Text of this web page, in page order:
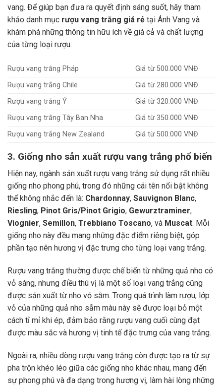
vang. Để giúp bạn đưa ra quyết định sáng suốt, hãy tham
khảo danh mục rượu vang trắng giá rẻ tại Ánh Vang và
khám phá những thông tin hữu ích về giá cả và chất lượng
của từng loại rượu:
Rượu vang trắng Pháp
Giá từ 500.000 VNĐ
Rượu vang trắng Chile
Giá từ 280.000 VNĐ
Rượu vang trắng Ý
Giá từ 320.000 VNĐ
Rượu vang trắng Tây Ban Nha
Giá từ 350.000 VNĐ
Rượu vang trắng New Zealand
Giá từ 500.000 VNĐ
3. Giống nho sản xuất rượu vang trắng phổ biến
Hiện nay, ngành sản xuất rượu vang trắng sử dụng rất nhiều
giống nho phong phú, trong đó những cái tên nổi bật không
thể không nhắc đến là: Chardonnay, Sauvignon Blanc,
Riesling, Pinot Gris/Pinot Grigio, Gewurztraminer,
Viognier, Semillon, Trebbiano Toscano, và Muscat. Mỗi
giống nho này đều mang những đặc điểm riêng biệt, góp
phần tạo nên hương vị đặc trưng cho từng loại vang trắng.
Rượu vang trắng thường được chế biến từ những quả nho có
vỏ sáng, nhưng điều thú vị là một số loại vang trắng cũng
được sản xuất từ nho vỏ sẫm. Trong quá trình làm rượu, lớp
vỏ của những quả nho sẫm màu này sẽ được loại bỏ một
cách tỉ mỉ khi ép, đảm bảo rằng rượu vang cuối cùng đạt
được màu sắc và hương vị tinh tế đặc trưng của vang trắng.
Ngoài ra, nhiều dòng rượu vang trắng còn được tạo ra từ sự
pha trộn khéo léo giữa các giống nho khác nhau, mang đến
sự phong phú và đa dạng trong hương vị, làm hài lòng những